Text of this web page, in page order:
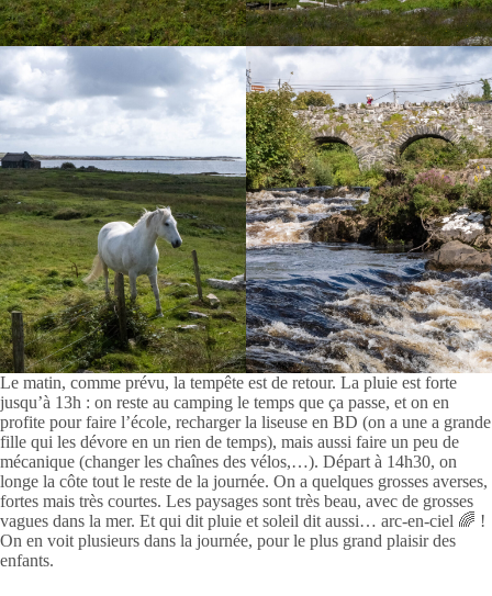
Le matin, comme prévu, la tempête est de retour. La pluie est forte
jusqu’à 13h : on reste au camping le temps que ça passe, et on en
profite pour faire l’école, recharger la liseuse en BD (on a une a grande
fille qui les dévore en un rien de temps), mais aussi faire un peu de
mécanique (changer les chaînes des vélos,…). Départ à 14h30, on
longe la côte tout le reste de la journée. On a quelques grosses averses,
fortes mais très courtes. Les paysages sont très beau, avec de grosses
vagues dans la mer. Et qui dit pluie et soleil dit aussi… arc-en-ciel 🌈 !
On en voit plusieurs dans la journée, pour le plus grand plaisir des
enfants.